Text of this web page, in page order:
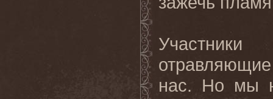
Участники
нас. Но мы